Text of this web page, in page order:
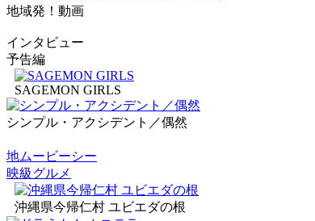
地域発！動画
インタビュー
予告編
SAGEMON GIRLS
シンプル・アクシデント／偶然
地ムービーシー
映級グルメ
沖縄県今帰仁村 ユビエダの根